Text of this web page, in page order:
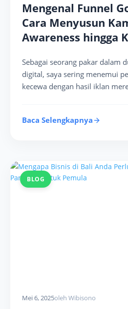
Mengenal Funnel
Cara Menyusun
Awareness hingga
Sebagai seorang pakar dalam
digital, saya sering menemui
kecewa dengan hasil iklan
Baca Selengkapnya
BLOG
Mei 6, 2025oleh Wibisono